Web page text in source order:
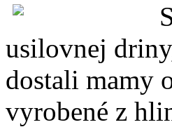
usilovnej
dostali mamy
vyrobené z